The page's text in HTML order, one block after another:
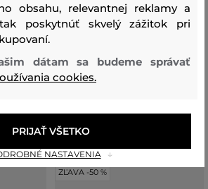
ZĽAVA -50 %
obsahu, relevantnej reklamy a
poskytnúť skvelý zážitok pri
dátam sa budeme správať
cookies.
NASTAVENIA
PRIJAŤ VŠETKO